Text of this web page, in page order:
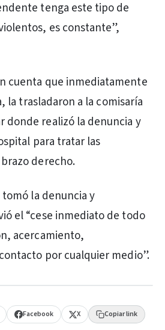
tenga este tipo de
es constante”,
cuenta que inmediatamente
la trasladaron a la comisaría
donde realizó la denuncia y
para tratar las
derecho.
tomó la denuncia y
el “cese inmediato de todo
acercamiento,
por cualquier medio”.
Facebook X Copiar link